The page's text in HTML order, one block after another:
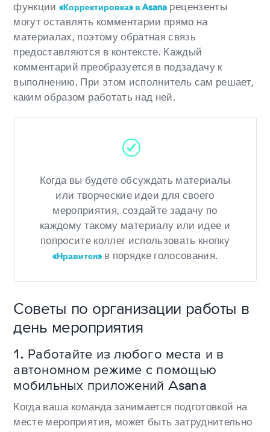
функции«Корректировка» в Asana рецензенты
могут оставлять комментарии прямо на
материалах, поэтому обратная связь
предоставляются в контексте. Каждый
комментарий преобразуется в подзадачу к
выполнению. При этом исполнитель сам решает,
каким образом работать над ней.
Когда вы будете обсуждать материалы
или творческие идеи для своего
мероприятия, создайте задачу по
каждому такому материалу или идее и
попросите коллег использовать кнопку
«Нравится»в порядке голосования.
Советы по организации работы в
день мероприятия
1. Работайте из любого места и в
автономном режиме с помощью
мобильных приложений Asana
Когда ваша команда занимается подготовкой на
месте мероприятия, может быть затруднительно